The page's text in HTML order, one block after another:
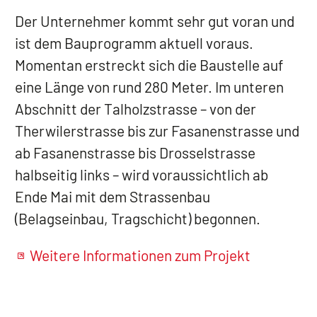
Der Unternehmer kommt sehr gut voran und
ist dem Bauprogramm aktuell voraus.
Momentan erstreckt sich die Baustelle auf
eine Länge von rund 280 Meter. Im unteren
Abschnitt der Talholzstrasse – von der
Therwilerstrasse bis zur Fasanenstrasse und
ab Fasanenstrasse bis Drosselstrasse
halbseitig links – wird voraussichtlich ab
Ende Mai mit dem Strassenbau
(Belagseinbau, Tragschicht) begonnen.
Weitere Informationen zum Projekt